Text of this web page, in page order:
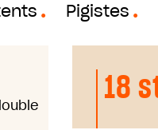
Pigistes
18